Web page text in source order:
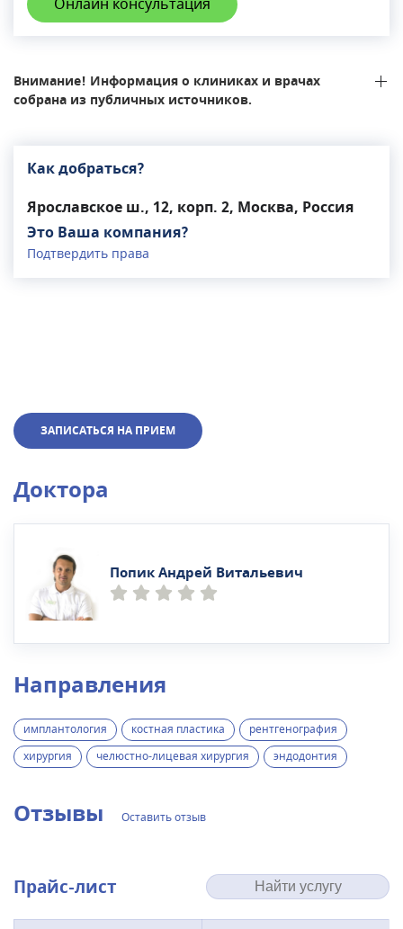
Онлайн консультация
Внимание! Информация о клиниках и врачах
собрана из публичных источников.
Как добраться?
Ярославское ш., 12, корп. 2, Москва, Россия
Это Ваша компания?
Подтвердить права
ЗАПИСАТЬСЯ НА ПРИЕМ
Доктора
Попик Андрей Витальевич
Направления
имплантология костная пластика
рентгенография
хирургия
челюстно-лицевая хирургия эндодонтия
Отзывы Оставить отзыв
Прайс-лист